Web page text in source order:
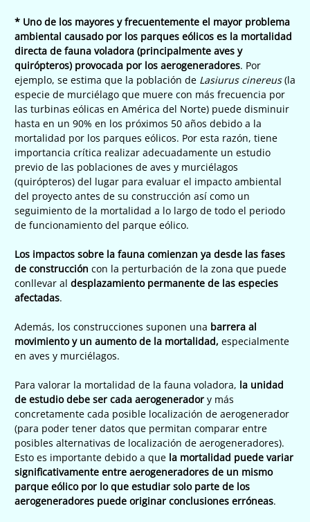
* Uno de los mayores y frecuentemente el mayor problema
ambiental causado por los parques eólicos es la mortalidad
directa de fauna voladora (principalmente aves y
quirópteros) provocada por los aerogeneradores. Por
ejemplo, se estima que la población de Lasiurus cinereus(la
especie de murciélago que muere con más frecuencia por
las turbinas eólicas en América del Norte) puede disminuir
hasta en un 90% en los próximos 50 años debido a la
mortalidad por los parques eólicos. Por esta razón, tiene
importancia crítica realizar adecuadamente un estudio
previo de las poblaciones de aves y murciélagos
(quirópteros) del lugar para evaluar el impacto ambiental
del proyecto antes de su construcción así como un
seguimiento de la mortalidad a lo largo de todo el periodo
de funcionamiento del parque eólico.
Los impactos sobre la fauna comienzan ya desde las fases
de construcción con la perturbación de la zona que puede
conllevar al desplazamiento permanente de las especies
afectadas.
Además, los construcciones suponen una barrera al
movimiento y un aumento de la mortalidad, especialmente
en aves y murciélagos.
Para valorar la mortalidad de la fauna voladora, la unidad
de estudio debe ser cada aerogenerador y más
concretamente cada posible localización de aerogenerador
(para poder tener datos que permitan comparar entre
posibles alternativas de localización de aerogeneradores).
Esto es importante debido a que la mortalidad puede variar
significativamente entre aerogeneradores de un mismo
parque eólico por lo que estudiar solo parte de los
aerogeneradores puede originar conclusiones erróneas.